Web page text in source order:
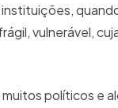
vulnerável,
políticos e